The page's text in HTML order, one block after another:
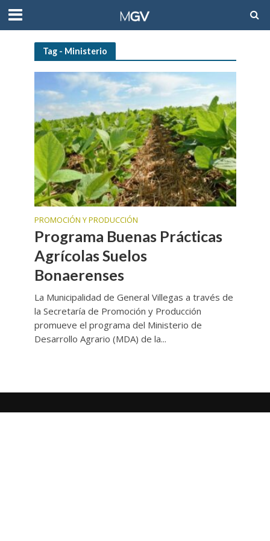
Tag - Ministerio
PROMOCIÓN Y PRODUCCIÓN
Programa Buenas Prácticas
Agrícolas Suelos
Bonaerenses
La Municipalidad de General Villegas a través de
la Secretaría de Promoción y Producción
promueve el programa del Ministerio de
Desarrollo Agrario (MDA) de la...